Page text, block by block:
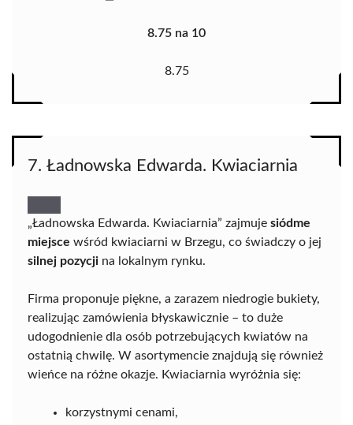
8.75 na 10
8.75
7. Ładnowska Edwarda. Kwiaciarnia
„Ładnowska Edwarda. Kwiaciarnia” zajmuje siódme
miejsce wśród kwiaciarni w Brzegu, co świadczy o jej
silnej pozycji na lokalnym rynku.
Firma proponuje piękne, a zarazem niedrogie bukiety,
realizując zamówienia błyskawicznie – to duże
udogodnienie dla osób potrzebujących kwiatów na
ostatnią chwilę. W asortymencie znajdują się również
wieńce na różne okazje. Kwiaciarnia wyróżnia się:
korzystnymi cenami,